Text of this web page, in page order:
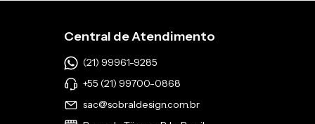
Central de Atendimento
(21) 99961-9285
+55 (21) 99700-0868
sac@sobraldesign.com.br